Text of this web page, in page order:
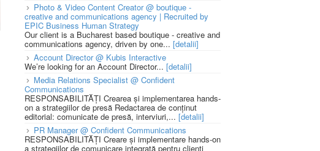
Photo & Video Content Creator @ boutique -
creative and communications agency | Recruited by
EPIC Business Human Strategy
Our client is a Bucharest based boutique - creative and
communications agency, driven by one... [detalii]
Account Director @ Kubis Interactive
We’re looking for an Account Director... [detalii]
Media Relations Specialist @ Confident
Communications
RESPONSABILITĂȚI Crearea și implementarea hands-
on a strategiilor de presă Redactarea de conținut
editorial: comunicate de presă, interviuri,... [detalii]
PR Manager @ Confident Communications
RESPONSABILITĂȚI Creare și implementare hands-on
a strategiilor de comunicare integrată pentru clienți